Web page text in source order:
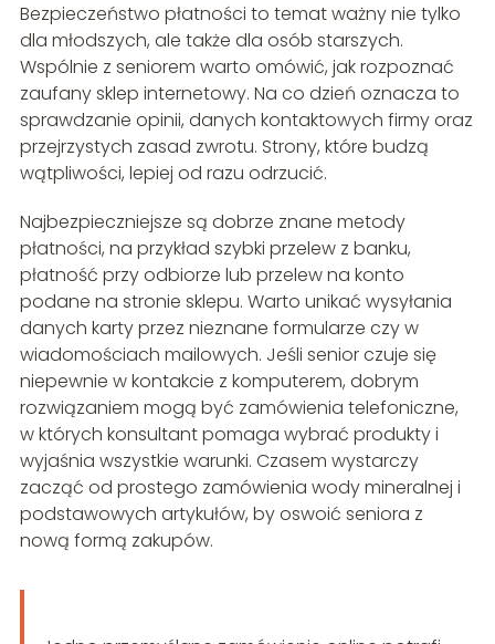
Bezpieczeństwo płatności to temat ważny nie tylko
dla młodszych, ale także dla osób starszych.
Wspólnie z seniorem warto omówić, jak rozpoznać
zaufany sklep internetowy. Na co dzień oznacza to
sprawdzanie opinii, danych kontaktowych firmy oraz
przejrzystych zasad zwrotu. Strony, które budzą
wątpliwości, lepiej od razu odrzucić.
Najbezpieczniejsze są dobrze znane metody
płatności, na przykład szybki przelew z banku,
płatność przy odbiorze lub przelew na konto
podane na stronie sklepu. Warto unikać wysyłania
danych karty przez nieznane formularze czy w
wiadomościach mailowych. Jeśli senior czuje się
niepewnie w kontakcie z komputerem, dobrym
rozwiązaniem mogą być zamówienia telefoniczne,
w których konsultant pomaga wybrać produkty i
wyjaśnia wszystkie warunki. Czasem wystarczy
zacząć od prostego zamówienia wody mineralnej i
podstawowych artykułów, by oswoić seniora z
nową formą zakupów.